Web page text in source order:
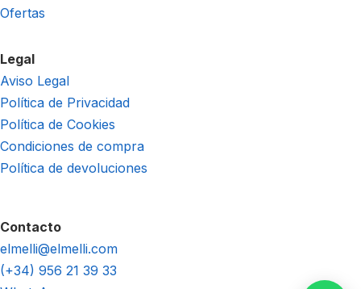
Ofertas
Legal
Aviso Legal
Política de Privacidad
Política de Cookies
Condiciones de compra
Política de devoluciones
Contacto
elmelli@elmelli.com
(+34) 956 21 39 33